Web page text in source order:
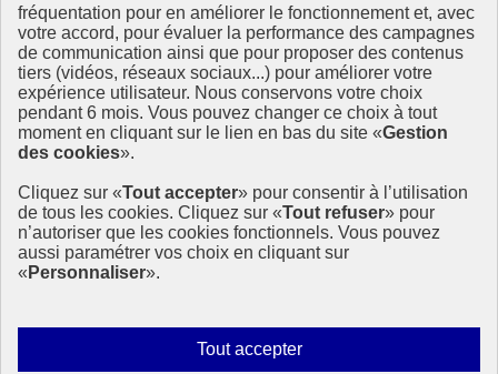
fréquentation pour en améliorer le fonctionnement et, avec
votre accord, pour évaluer la performance des campagnes
de communication ainsi que pour proposer des contenus
tiers (vidéos, réseaux sociaux...) pour améliorer votre
expérience utilisateur. Nous conservons votre choix
pendant 6 mois. Vous pouvez changer ce choix à tout
moment en cliquant sur le lien en bas du site «Gestion
des cookies».
Cliquez sur «Tout accepter» pour consentir à l’utilisation
de tous les cookies. Cliquez sur «Tout refuser» pour
n’autoriser que les cookies fonctionnels. Vous pouvez
aussi paramétrer vos choix en cliquant sur
« Personnaliser».
Tout accepterAutoriser
Ressources
La Méth’ODD
Gouvernement
Ce site propose l’information de référence concernant l’Agenda
2030 et la feuille de route de la France. Il valorise la mobilisation de
tous les acteurs.
info.gouv.fr- ouvre une nouvelle fenêtre
service-public.fr - ouvre une nouvelle fenêtre
legifrance.gouv.fr- ouvre une nouvelle fenêtre
data.gouv.fr- ouvre une nouvelle fenêtre
Plan du site
Mentions légales